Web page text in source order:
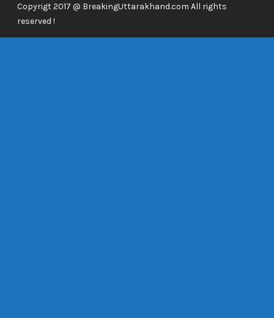
Copyrigt 2017 @ BreakingUttarakhand.com All rights
reserved !